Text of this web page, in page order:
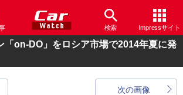
検索 Impressサイト
「on-DO」をロシア市場で2014年夏に発
次の画像